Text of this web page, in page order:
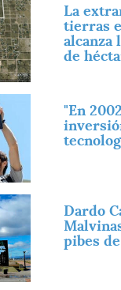
La
tierras
alcanza
de
"En
Dardo
pibes